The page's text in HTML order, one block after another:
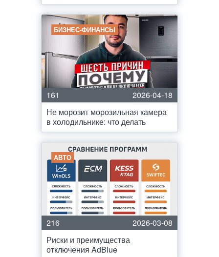
БИЗНЕС-ФИНАНСЫ
161
2026-04-18
Не морозит морозильная камера
в холодильнике: что делать
АВТО
216
2026-03-08
Риски и преимущества
отключения AdBlue